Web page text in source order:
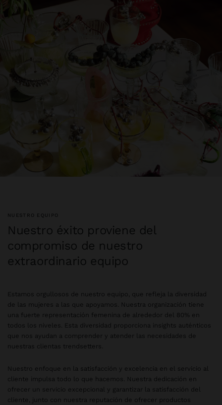
NUESTRO EQUIPO
Nuestro éxito proviene del
compromiso de nuestro
extraordinario equipo
Estamos orgullosos de nuestro equipo, que refleja la diversidad
de las mujeres a las que apoyamos. Nuestra organización tiene
una fuerte representación femenina de alrededor del 80% en
todos los niveles. Esta diversidad proporciona insights auténticos
que nos ayudan a comprender y atender las necesidades de
nuestras clientas trendsetters.
Nuestro enfoque en la satisfacción y excelencia en el servicio al
cliente impulsa todo lo que hacemos. Nuestra dedicación en
ofrecer un servicio excepcional y garantizar la satisfacción del
cliente, junto con nuestra reputación de ofrecer productos